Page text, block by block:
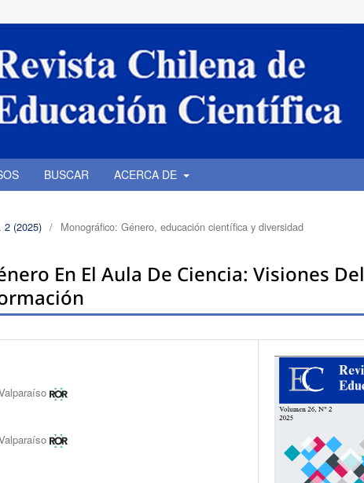
BUSCAR ACERCA DE
2 (2025) / Monográfico: Género, educación científica y diversidad
En El Aula De Ciencia: Visiones Del